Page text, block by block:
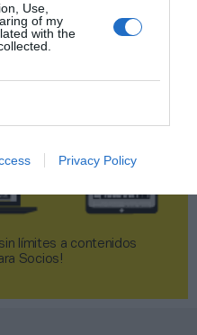
Use,
of my
with the
Privacy Policy
límites a contenidos
Socios!​​​​​​​